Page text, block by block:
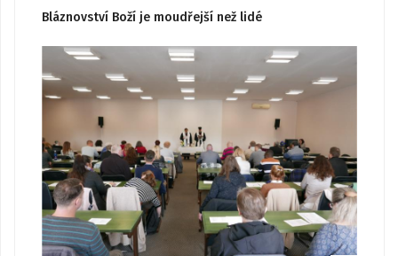
Bláznovství Boží je moudřejší než lidé